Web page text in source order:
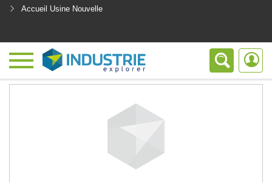
Accueil Usine Nouvelle